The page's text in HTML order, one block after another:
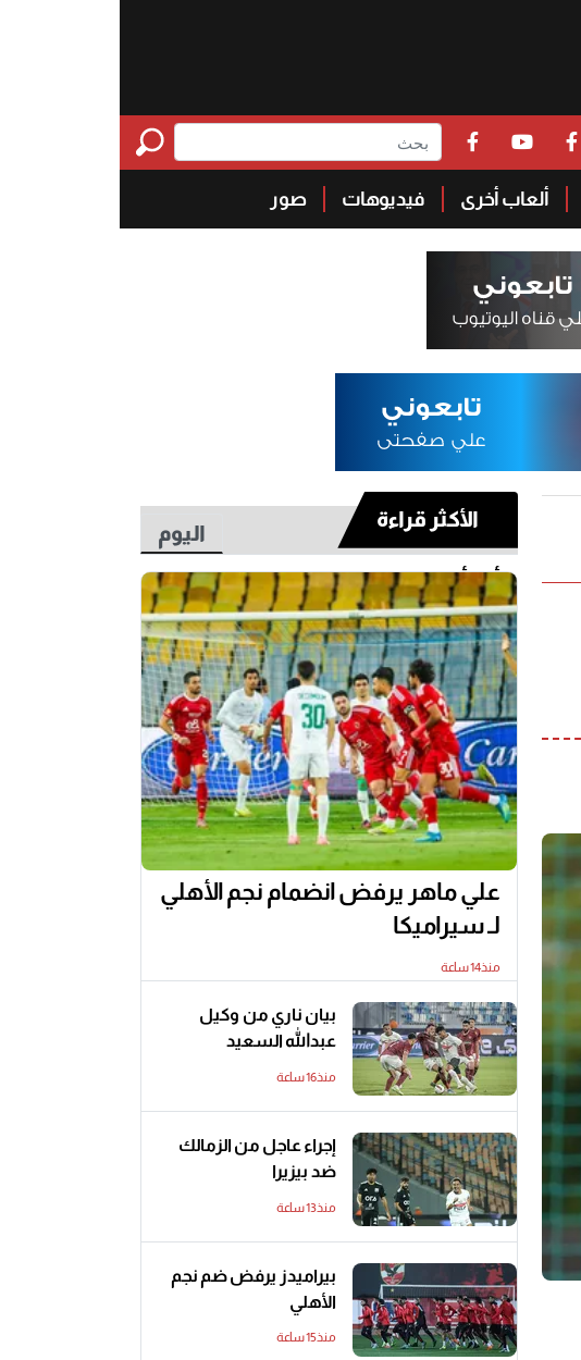
ألعاب أخرى فيديوهات صور
الأكثر قراءة
اليوم
أخر أسبوع
علي ماهر يرفض انضمام نجم الأهلي
لـ سيراميكا
منذ14 ساعة
بيان ناري من وكيل
عبدالله السعيد
منذ16 ساعة
إجراء عاجل من الزمالك
ضد بيزيرا
منذ13 ساعة
بيراميدز يرفض ضم نجم
الأهلي
منذ15 ساعة